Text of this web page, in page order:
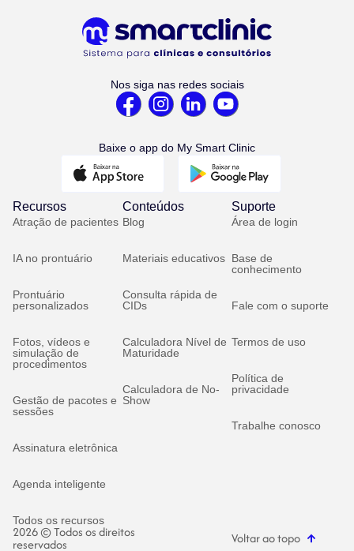
Nos siga nas redes sociais
Baixe o app do My Smart Clinic
Recursos
Atração de pacientes
IA no prontuário
Prontuário
personalizados
Fotos, vídeos e
simulação de
procedimentos
Gestão de pacotes e
sessões
Assinatura eletrônica
Agenda inteligente
Todos os recursos
Conteúdos
Blog
Materiais educativos
Consulta rápida de
CIDs
Calculadora Nível de
Maturidade
Calculadora de No-
Show
Suporte
Área de login
Base de
conhecimento
Fale com o suporte
Termos de uso
Política de
privacidade
Trabalhe conosco
2026 © Todos os direitos
reservados Voltar ao topo